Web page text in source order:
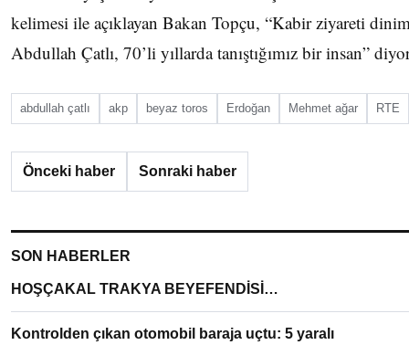
kelimesi ile açıklayan Bakan Topçu, “Kabir ziyareti
Abdullah Çatlı, 70’li yıllarda tanıştığımız bir insan”
abdullah çatlı akp beyaz toros Erdoğan Mehmet ağar RTE
Önceki haber Sonraki haber
SON HABERLER
HOŞÇAKAL TRAKYA BEYEFENDİSİ…
Kontrolden çıkan otomobil baraja uçtu: 5 yaralı